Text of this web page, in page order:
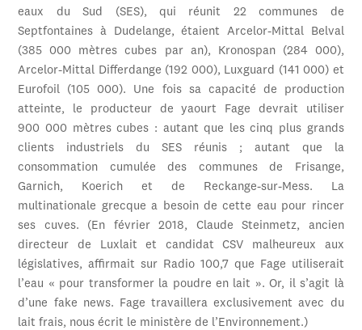
eaux du Sud (SES), qui réunit 22 communes de
Septfontaines à Dudelange, étaient Arcelor-Mittal Belval
(385 000 mètres cubes par an), Kronospan (284 000),
Arcelor-Mittal Differdange (192 000), Luxguard (141 000) et
Eurofoil (105 000). Une fois sa capacité de production
atteinte, le producteur de yaourt Fage devrait utiliser
900 000 mètres cubes : autant que les cinq plus grands
clients industriels du SES réunis ; autant que la
consommation cumulée des communes de Frisange,
Garnich, Koerich et de Reckange-sur-Mess. La
multinationale grecque a besoin de cette eau pour rincer
ses cuves. (En février 2018, Claude Steinmetz, ancien
directeur de Luxlait et candidat CSV malheureux aux
législatives, affirmait sur Radio 100,7 que Fage utiliserait
l’eau « pour transformer la poudre en lait ». Or, il s’agit là
d’une fake news. Fage travaillera exclusivement avec du
lait frais, nous écrit le ministère de l’Environnement.)